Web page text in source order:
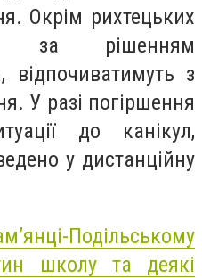
Окрім рихтецьких
за рішенням
відпочиватимуть з
У разі погіршення
до канікул,
у дистанційну
Подільському
школу та деякі